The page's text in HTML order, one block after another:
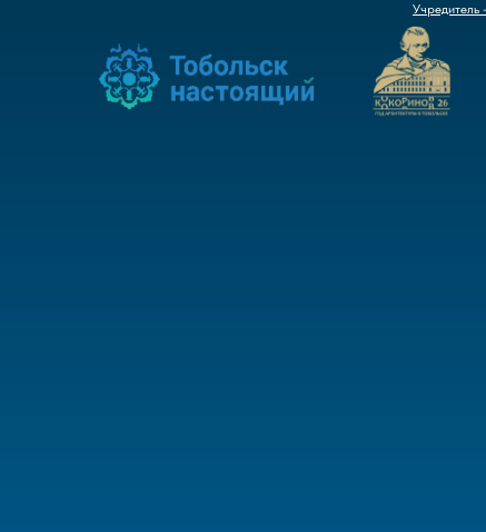
Учредитель